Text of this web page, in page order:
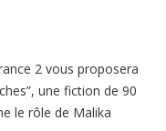
2 vous proposera
une fiction de 90
le rôle de Malika